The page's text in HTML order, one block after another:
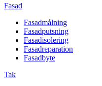
Fasad
Fasadmålning
Fasadputsning
Fasadisolering
Fasadreparation
Fasadbyte
Tak